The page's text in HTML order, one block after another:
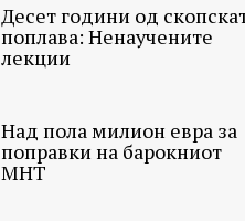
Десет години од
поплава: Ненаучените
лекции
Над пола милион евра за
поправки на барокниот
МНТ